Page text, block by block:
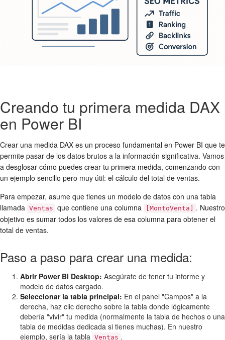
Creando tu primera medida DAX
en Power BI
Crear una medida DAX es un proceso fundamental en Power BI que te
permite pasar de los datos brutos a la información significativa. Vamos
a desglosar cómo puedes crear tu primera medida, comenzando con
un ejemplo sencillo pero muy útil: el cálculo del total de ventas.
Para empezar, asume que tienes un modelo de datos con una tabla
llamada Ventas que contiene una columna [MontoVenta]
. Nuestro
objetivo es sumar todos los valores de esa columna para obtener el
total de ventas.
Paso a paso para crear una medida:
Abrir Power BI Desktop: Asegúrate de tener tu informe y
modelo de datos cargado.
Seleccionar la tabla principal: En el panel "Campos" a la
derecha, haz clic derecho sobre la tabla donde lógicamente
debería "vivir" tu medida (normalmente la tabla de hechos o una
tabla de medidas dedicada si tienes muchas). En nuestro
ejemplo, sería la tabla Ventas .